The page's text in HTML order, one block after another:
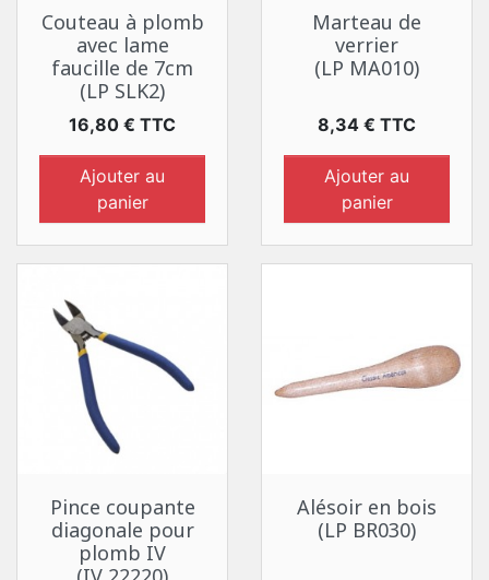
Couteau à plomb
avec lame
faucille de 7cm
(LP SLK2)
Prix
16,80 € TTC
Ajouter au
panier
Marteau de
verrier
(LP MA010)
Prix
8,34 € TTC
Ajouter au
panier
Pince coupante
diagonale pour
plomb IV
Alésoir en bois
(LP BR030)